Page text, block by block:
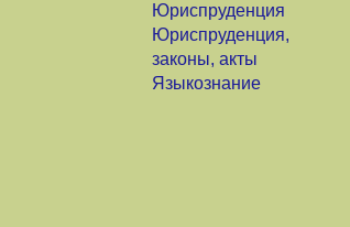
Юриспруденция
Юриспруденция,
законы, акты
Языкознание